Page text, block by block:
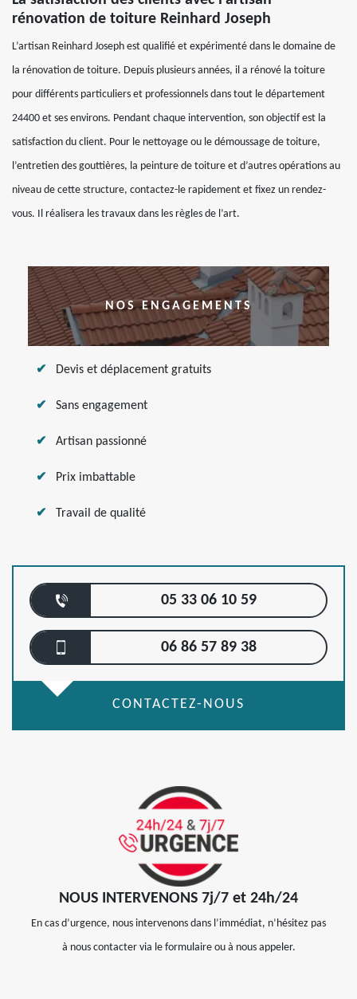
rénovation de toiture Reinhard Joseph
L’artisan Reinhard Joseph est qualifié et expérimenté dans le domaine de
la rénovation de toiture. Depuis plusieurs années, il a rénové la toiture
pour différents particuliers et professionnels dans tout le département
24400 et ses environs. Pendant chaque intervention, son objectif est la
satisfaction du client. Pour le nettoyage ou le démoussage de toiture,
l’entretien des gouttières, la peinture de toiture et d’autres opérations au
niveau de cette structure, contactez-le rapidement et fixez un rendez-
vous. Il réalisera les travaux dans les règles de l’art.
NOS ENGAGEMENTS
Devis et déplacement gratuits
Sans engagement
Artisan passionné
Prix imbattable
Travail de qualité
05 33 06 10 59
06 86 57 89 38
CONTACTEZ-NOUS
NOUS INTERVENONS 7j/7 et 24h/24
En cas d’urgence, nous intervenons dans l’immédiat, n’hésitez pas
à nous contacter via le formulaire ou à nous appeler.